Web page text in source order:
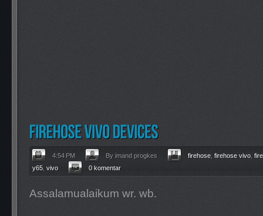
4:54 PM By imand progkes firehose firehose vivo
y65 vivo 0 komentar
Assalamualaikum wr. wb.